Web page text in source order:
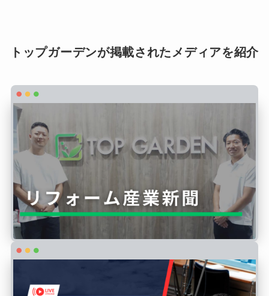
トップガーデンが掲載されたメディアを紹介